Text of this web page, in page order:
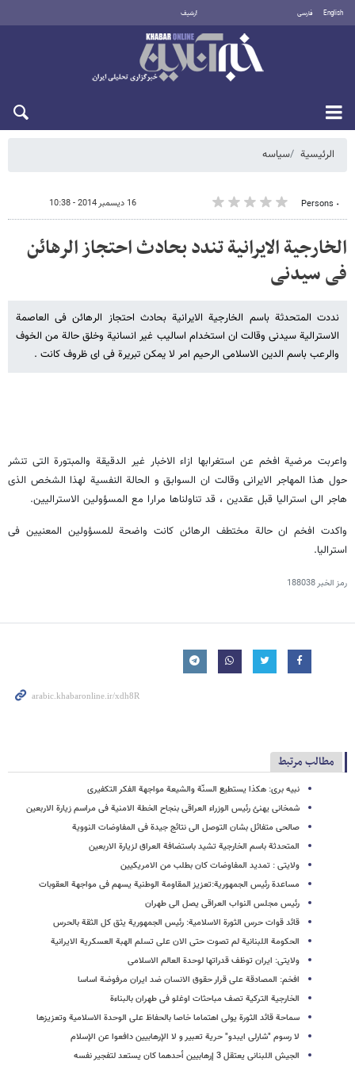
English فارسی أرشيف
الرئيسية سیاسه
٠ Persons 16 ديسمبر 2014 - 10:38
الخارجیة الایرانیة تندد بحادث احتجاز الرهائن
فی سیدنی
نددت المتحدثة باسم الخارجیة الایرانیة بحادث احتجاز الرهائن فی العاصمة
الاسترالیة سیدنی وقالت ان استخدام اسالیب غیر انسانیة وخلق حالة من الخوف
والرعب باسم الدین الاسلامی الرحیم امر لا یمکن تبریرة فی ای ظروف کانت .
واعربت مرضیة افخم عن استغرابها ازاء الاخبار غیر الدقیقة والمبتورة التی تنشر
حول هذا المهاجر الایرانی وقالت ان السوابق و الحالة النفسیة لهذا الشخص الذی
هاجر الی استرالیا قبل عقدین ، قد تناولناها مرارا مع المسؤولین الاسترالیین.
واکدت افخم ان حالة مختطف الرهائن کانت واضحة للمسؤولین المعنیین فی
استرالیا.
رمز الخبر188038
مطالب مرتبط
نبیه بری: هکذا یستطیع السنّة والشیعة مواجهة الفکر التکفیری
شمخانی یهنئ رئیس الوزراء العراقی بنجاح الخطة الامنیة فی مراسم زیارة الاربعین
صالحی متفائل بشان التوصل الی نتائج جیدة فی المفاوضات النوویة
المتحدثة باسم الخارجیة تشید باستضافة العراق لزیارة الاربعین
ولایتی : تمدید المفاوضات کان بطلب من الامریکیین
مساعدة رئیس الجمهوریة:تعزیز المقاومة الوطنیة یسهم فی مواجهة العقوبات
رئیس مجلس النواب العراقی یصل الی طهران
قائد قوات حرس الثورة الاسلامیة: رئیس الجمهوریة یثق کل الثقة بالحرس
الحکومة اللبنانیة لم تصوت حتی الان علی تسلم الهبة العسکریة الایرانیة
ولایتی: ایران توظف قدراتها لوحدة العالم الاسلامی
افخم: المصادقة علی قرار حقوق الانسان ضد ایران مرفوضة اساسا
الخارجیة الترکیة تصف مباحثات اوغلو فی طهران بالبناءة
سماحة قائد الثورة یولی اهتماما خاصا بالحفاظ علی الوحدة الاسلامیة وتعزیزها
لا رسوم "شارلی ایبدو" حریة تعبیر و لا الإرهابیین دافعوا عن الإسلام
الجیش اللبنانی یعتقل 3 إرهابیین أحدهما کان یستعد لتفجیر نفسه